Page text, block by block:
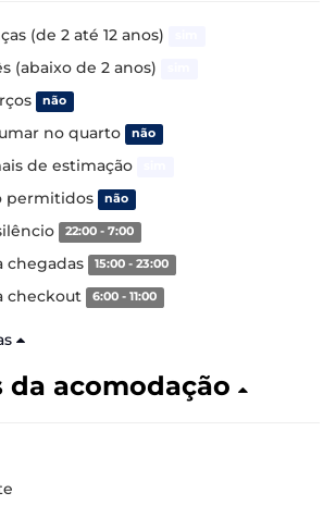
(de 2 até 12 anos)
(abaixo de 2 anos)
não
no quarto não
de estimação
permitidos não
22:00 - 7:00
chegadas 15:00 - 23:00
checkout 6:00 - 11:00
da acomodação